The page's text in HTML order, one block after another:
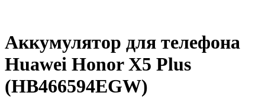
Аккумулятор для телефона
Huawei Honor X5 Plus
(HB466594EGW)